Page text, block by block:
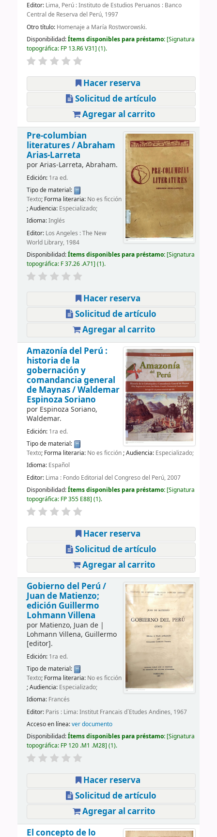
Editor: Lima, Perú : Instituto de Estudios Peruanos : Banco
Central de Reserva del Perú, 1997
Otro título: Homenaje a María Rostworowski.
Disponibilidad:Ítems disponibles para préstamo: Signatura
topográfica: FP 13.R6 V31 (1).
Hacer reserva
Solicitud de artículo
Agregar al carrito
Pre-columbian
literatures /Abraham
Arias-Larreta
porArias-Larreta, Abraham.
Edición: 1ra ed.
Tipo de material:
Texto; Forma literaria: No es ficción
; Audiencia: Especializado;
Idioma:Inglés
Editor: Los Angeles : The New
World Library, 1984
Disponibilidad:Ítems disponibles para préstamo: Signatura
topográfica: F 37.26 .A71 (1).
Hacer reserva
Solicitud de artículo
Agregar al carrito
Amazonía del Perú :
historia de la
gobernación y
comandancia general
de Maynas /Waldemar
Espinoza Soriano
por Espinoza Soriano,
Waldemar.
Edición: 1ra ed.
Tipo de material:
Texto; Forma literaria: No es ficción; Audiencia: Especializado;
Idioma: Español
Editor: Lima : Fondo Editorial del Congreso del Perú, 2007
Disponibilidad:Ítems disponibles para préstamo: Signatura
topográfica: FP 355 E88 (1).
Hacer reserva
Solicitud de artículo
Agregar al carrito
Gobierno del Perú /
Juan de Matienzo;
edición Guillermo
Lohmann Villena
por Matienzo, Juan de|
Lohmann Villena, Guillermo
[editor].
Edición: 1ra ed.
Tipo de material:
Texto; Forma literaria: No es ficción
; Audiencia: Especializado;
Idioma: Francés
Editor: Paris : Lima: Institut Francais d´Etudes Andines, 1967
Acceso en línea:ver documento
Disponibilidad:Ítems disponibles para préstamo: Signatura
topográfica: FP 120 .M1 .M28 (1).
Hacer reserva
Solicitud de artículo
Agregar al carrito
El concepto de lo